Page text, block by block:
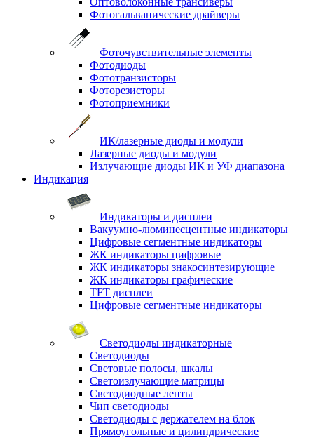
Фотогальванические драйверы
Фоточувствительные элементы
Фотодиоды
Фототранзисторы
Фоторезисторы
Фотоприемники
ИК/лазерные диоды и модули
Лазерные диоды и модули
Излучающие диоды ИК и УФ диапазона
Индикация
Индикаторы и дисплеи
Вакуумно-люминесцентные индикаторы
Цифровые сегментные индикаторы
ЖК индикаторы цифровые
ЖК индикаторы знакосинтезирующие
ЖК индикаторы графические
TFT дисплеи
Цифровые сегментные индикаторы
Светодиоды индикаторные
Светодиоды
Световые полосы, шкалы
Светоизлучающие матрицы
Светодиодные ленты
Чип светодиоды
Светодиоды с держателем на блок
Прямоугольные и цилиндрические